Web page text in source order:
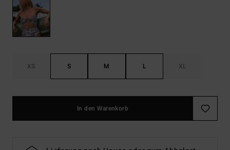
XS S M L XL
In den Warenkorb